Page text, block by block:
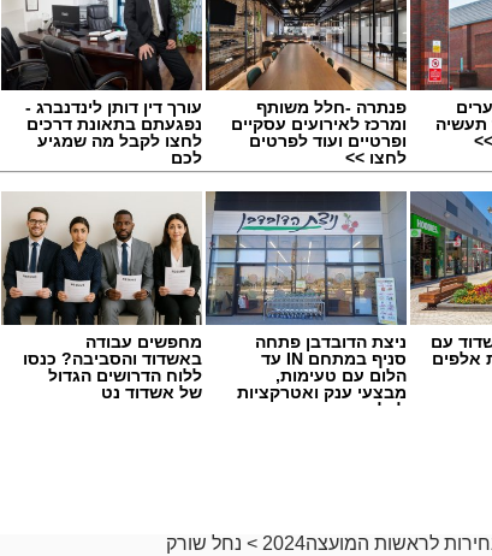
תעשיה
פנתרה -חלל משותף
ומרכז לאירועים עסקיים
ופרטיים ועוד לפרטים
לחצו >>
עורך דין דותן לינדנברג -
נפגעתם בתאונת דרכים
לחצו לקבל מה שמגיע
לכם
עם
אלפים
ניצת הדובדבן פתחה
סניף במתחם IN עד
הלום עם טעימות,
מבצעי ענק ואטרקציות
לכל המשפחה
מחפשים עבודה
באשדוד והסביבה? כנסו
ללוח הדרושים הגדול
של אשדוד נט
לראשות המועצה2024 > נחל שורק